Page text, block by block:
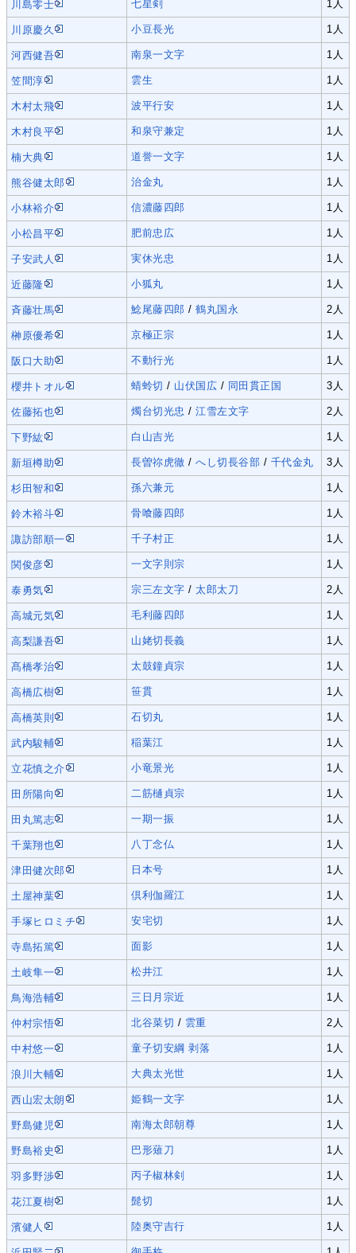
川島零士 七星剣 1人
川原慶久 小豆長光 1人
河西健吾 南泉一文字 1人
笠間淳 雲生 1人
木村太飛 波平行安 1人
木村良平 和泉守兼定 1人
楠大典 道誉一文字 1人
熊谷健太郎 治金丸 1人
小林裕介 信濃藤四郎 1人
小松昌平 肥前忠広 1人
子安武人 実休光忠 1人
近藤隆 小狐丸 1人
斉藤壮馬 鯰尾藤四郎 /鶴丸国永 2人
榊原優希 京極正宗 1人
阪口大助 不動行光 1人
櫻井トオル 蜻蛉切 / 山伏国広 / 同田貫正国 3人
佐藤拓也 燭台切光忠 /江雪左文字 2人
下野紘 白山吉光 1人
新垣樽助 長曽祢虎徹 /へし切長谷部 / 千代金丸 3人
杉田智和 孫六兼元 1人
鈴木裕斗 骨喰藤四郎 1人
諏訪部順一 千子村正 1人
関俊彦 一文字則宗 1人
泰勇気 宗三左文字 /太郎太刀 2人
高城元気 毛利藤四郎 1人
高梨謙吾 山姥切長義 1人
髙橋孝治 太鼓鐘貞宗 1人
高橋広樹 笹貫 1人
高橋英則 石切丸 1人
武内駿輔 稲葉江 1人
立花慎之介 小竜景光 1人
田所陽向 二筋樋貞宗 1人
田丸篤志 一期一振 1人
千葉翔也 八丁念仏 1人
津田健次郎 日本号 1人
土屋神葉 倶利伽羅江 1人
手塚ヒロミチ 安宅切 1人
寺島拓篤 面影 1人
土岐隼一 松井江 1人
鳥海浩輔 三日月宗近 1人
仲村宗悟 北谷菜切 / 雲重 2人
中村悠一 童子切安綱 剥落 1人
浪川大輔 大典太光世 1人
西山宏太朗 姫鶴一文字 1人
野島健児 南海太郎朝尊 1人
野島裕史 巴形薙刀 1人
羽多野渉 丙子椒林剣 1人
花江夏樹 髭切 1人
濱健人 陸奥守吉行 1人